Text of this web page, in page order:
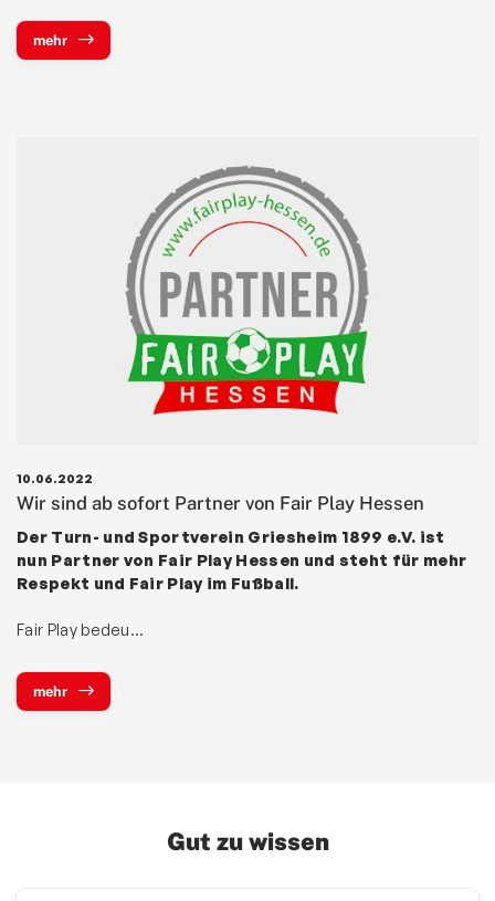
mehr
10.06.2022
Wir sind ab sofort Partner von Fair Play Hessen
Der Turn- und Sportverein Griesheim 1899 e.V. ist
nun Partner von Fair Play Hessen und steht für mehr
Respekt und Fair Play im Fußball.
Fair Play bedeu…
mehr
Gut zu wissen